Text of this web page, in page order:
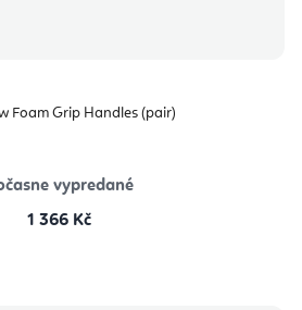
Foam Grip Handles (pair)
vypredané
1 366 Kč